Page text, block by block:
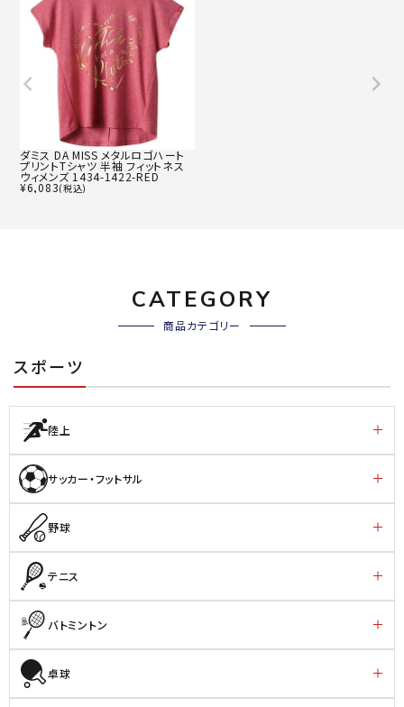
ダミス DA MISS メタルロゴハート
プリントTシャツ 半袖 フィットネス
ウィメンズ 1434-1422-RED
¥6,083(税込)
CATEGORY
商品カテゴリー
スポーツ
陸上
サッカー・フットサル
野球
テニス
バトミントン
卓球